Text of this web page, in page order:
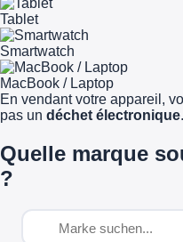
Tablet
Smartwatch
MacBook / Laptop
En vendant votre appareil,
pas un déchet électronique
Quelle marque
?